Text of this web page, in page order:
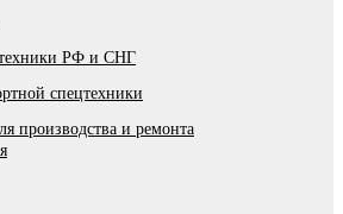
РФ и СНГ
спецтехники
производства и ремонта